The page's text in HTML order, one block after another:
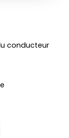
conducteur